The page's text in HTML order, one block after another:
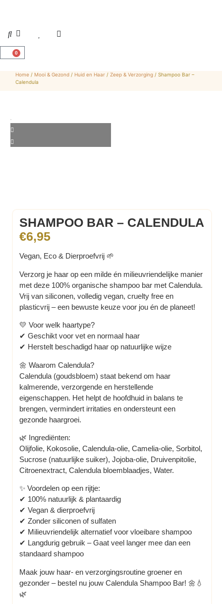
0
Home / Mooi & Gezond / Huid en Haar /Zeep & Verzorging / Shampoo Bar –
Calendula
SHAMPOO BAR – CALENDULA
€6,95
Vegan, Eco & Dierproefvrij 🌱
Verzorg je haar op een milde én milieuvriendelijke manier
met deze 100% organische shampoo bar met Calendula.
Vrij van siliconen, volledig vegan, cruelty free en
plasticvrij – een bewuste keuze voor jou én de planeet!
💛 Voor welk haartype?
✔ Geschikt voor vet en normaal haar
✔ Herstelt beschadigd haar op natuurlijke wijze
🌼 Waarom Calendula?
Calendula (goudsbloem) staat bekend om haar
kalmerende, verzorgende en herstellende
eigenschappen. Het helpt de hoofdhuid in balans te
brengen, vermindert irritaties en ondersteunt een
gezonde haargroei.
🌿 Ingrediënten:
Olijfolie, Kokosolie, Calendula-olie, Camelia-olie, Sorbitol,
Sucrose (natuurlijke suiker), Jojoba-olie, Druivenpitolie,
Citroenextract, Calendula bloemblaadjes, Water.
✨ Voordelen op een rijtje:
✔ 100% natuurlijk & plantaardig
✔ Vegan & dierproefvrij
✔ Zonder siliconen of sulfaten
✔ Milieuvriendelijk alternatief voor vloeibare shampoo
✔ Langdurig gebruik – Gaat veel langer mee dan een
standaard shampoo
Maak jouw haar- en verzorgingsroutine groener en
gezonder – bestel nu jouw Calendula Shampoo Bar! 🌼💧
🌿